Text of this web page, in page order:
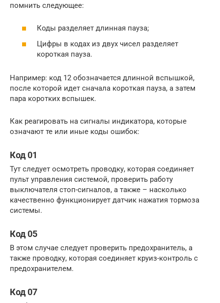
помнить следующее:
Коды разделяет длинная пауза;
Цифры в кодах из двух чисел разделяет
короткая пауза.
Например: код 12 обозначается длинной вспышкой,
после которой идет сначала короткая пауза, а затем
пара коротких вспышек.
Как реагировать на сигналы индикатора, которые
означают те или иные коды ошибок:
Код 01
Тут следует осмотреть проводку, которая соединяет
пульт управления системой, проверить работу
выключателя стоп-сигналов, а также – насколько
качественно функционирует датчик нажатия тормоза
системы.
Код 05
В этом случае следует проверить предохранитель, а
также проводку, которая соединяет круиз-контроль с
предохранителем.
Код 07